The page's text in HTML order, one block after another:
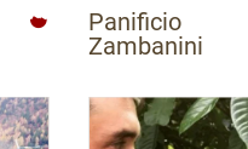
Panificio
Zambanini